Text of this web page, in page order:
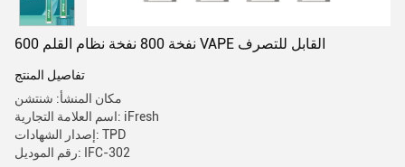
600 نفخة 800 نفخة نظام القلم VAPE القابل للتصرف
تفاصيل المنتج
مكان المنشأ: شنتشن
اسم العلامة التجارية: iFresh
إصدار الشهادات: TPD
رقم الموديل: IFC-302